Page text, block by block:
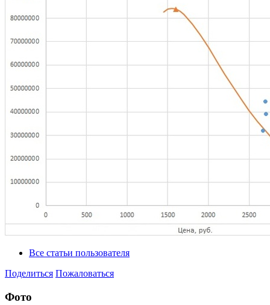
Все статьи пользователя
Поделиться Пожаловаться
Фото